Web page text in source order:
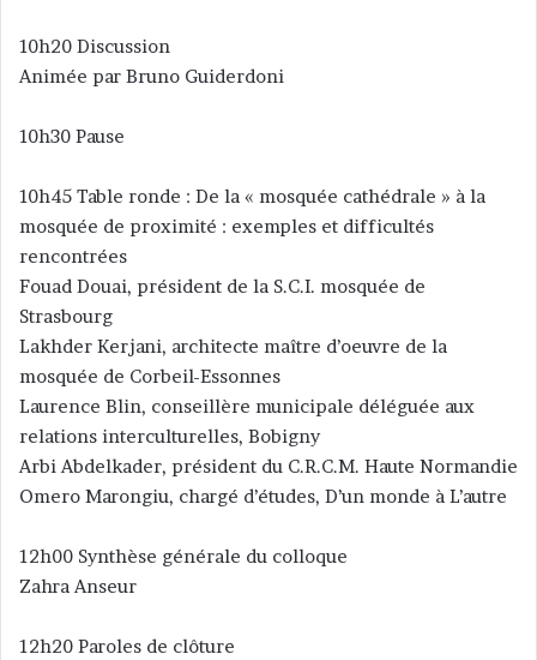
10h20 Discussion
Animée par Bruno Guiderdoni
10h30 Pause
10h45 Table ronde : De la « mosquée cathédrale » à la
mosquée de proximité : exemples et difficultés
rencontrées
Fouad Douai, président de la S.C.I. mosquée de
Strasbourg
Lakhder Kerjani, architecte maître d’oeuvre de la
mosquée de Corbeil-Essonnes
Laurence Blin, conseillère municipale déléguée aux
relations interculturelles, Bobigny
Arbi Abdelkader, président du C.R.C.M. Haute Normandie
Omero Marongiu, chargé d’études, D’un monde à L’autre
12h00 Synthèse générale du colloque
Zahra Anseur
12h20 Paroles de clôture